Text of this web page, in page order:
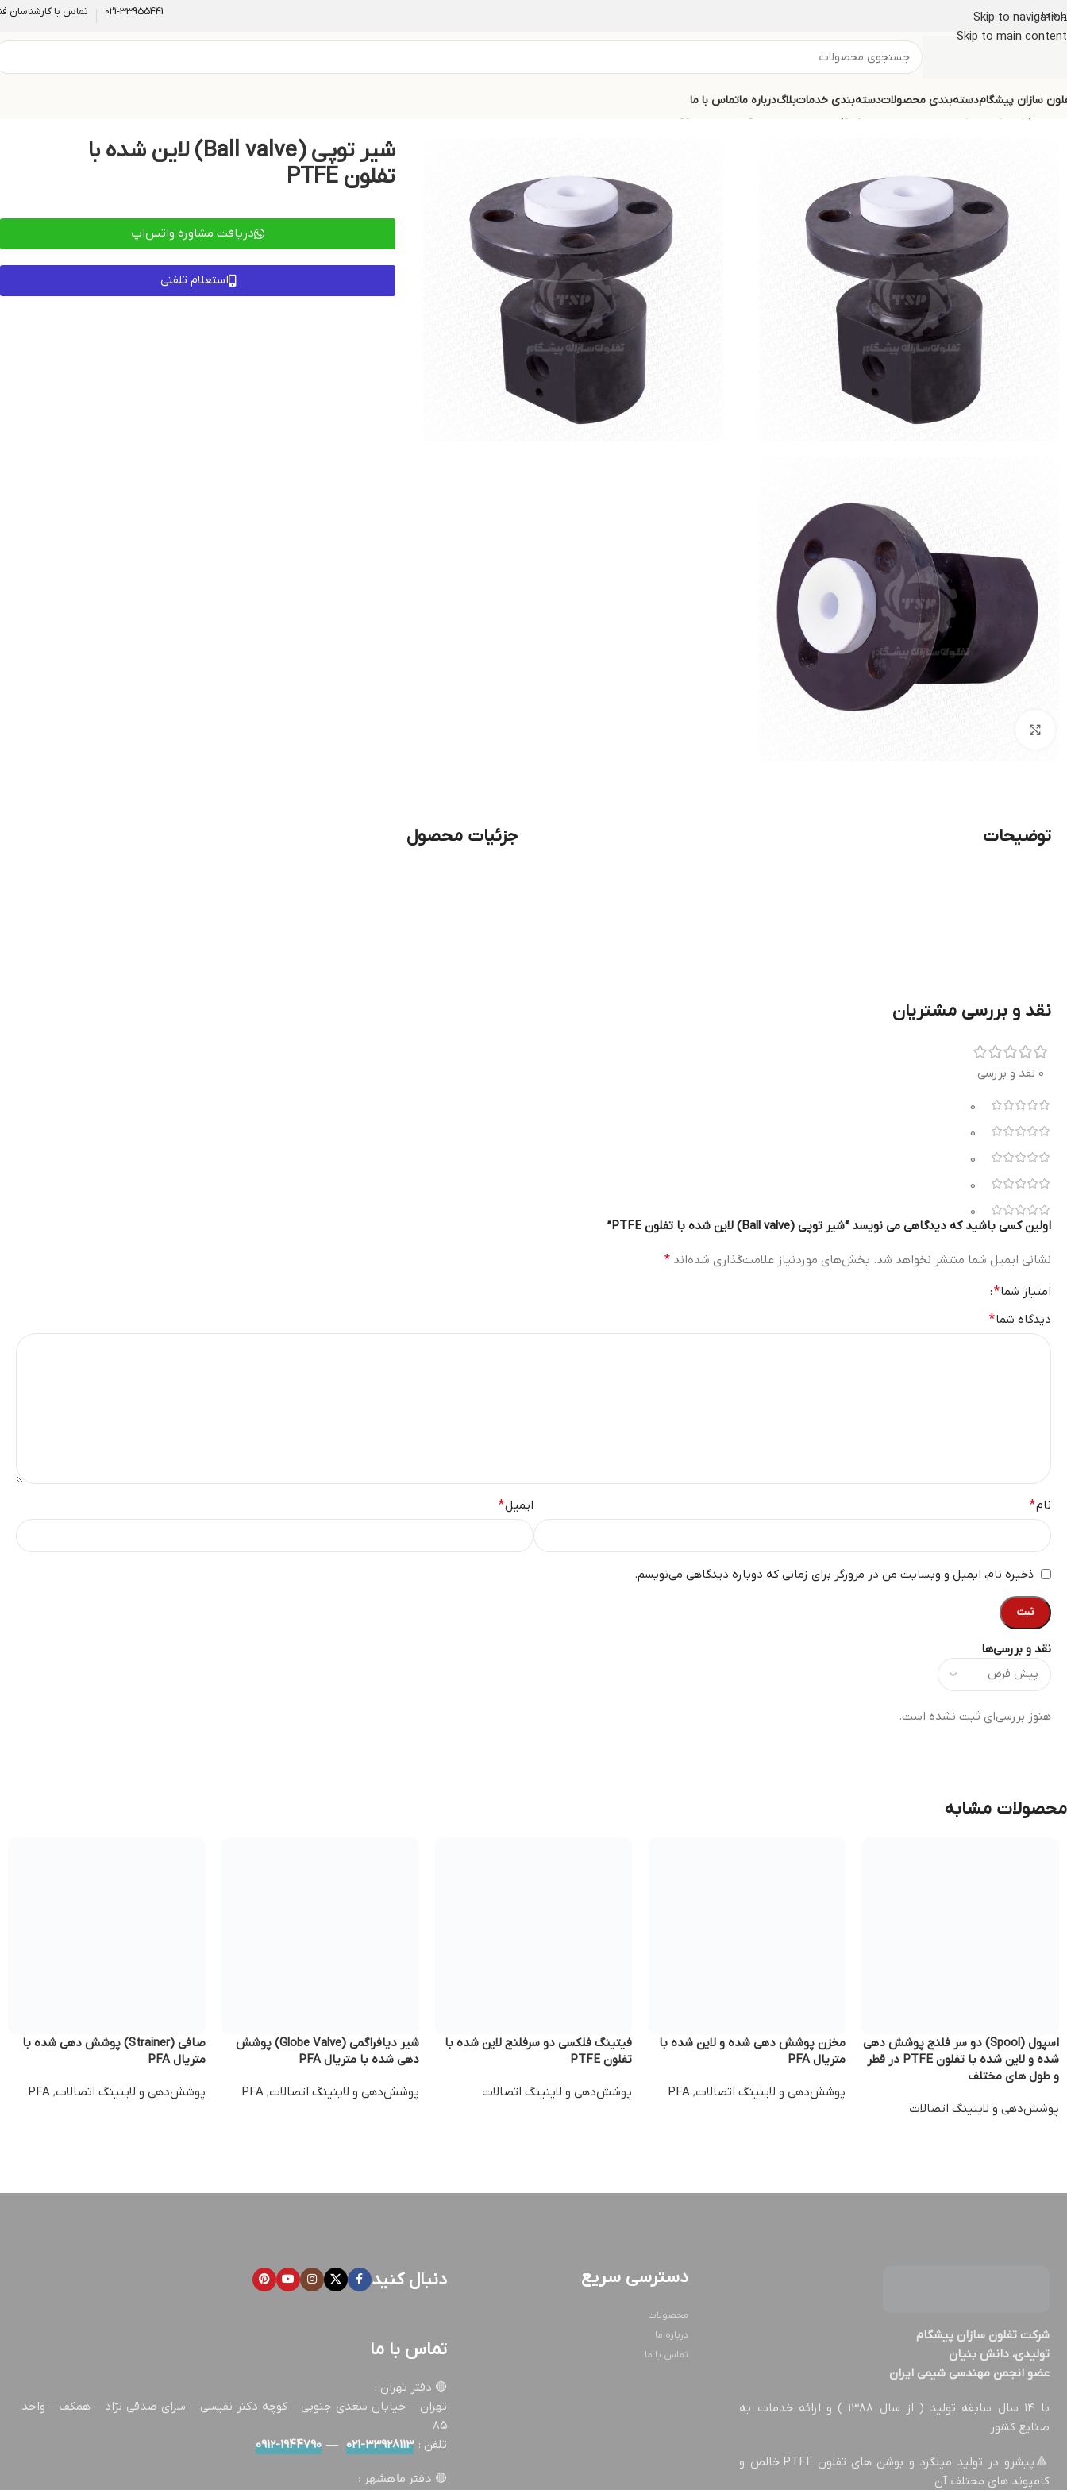
Skip to navigation
Skip to main content
ما 021-33955441 تماس با کارشناسان
سازان پیشگامدسته‌بندی محصولاتدسته‌بندی خدماتبلاگدرباره ماتماس با ما
پوشش‌دهی و لاینینگ اتصالات
شیر توپی (Ball valve) لاین شده با
تفلون PTFE
دریافت مشاوره واتس‌اپ
استعلام تلفنی
توضیحات جزئیات محصول
نقد و بررسی مشتریان
0 نقد و بررسی
0
0
0
0
0
نقد و بررسی‌ها
هنوز بررسی‌ای ثبت نشده است.
اولین کسی باشید که دیدگاهی می نویسد “شیر توپی (Ball valve) لاین شده با تفلون PTFE”
نشانی ایمیل شما منتشر نخواهد شد. بخش‌های موردنیاز علامت‌گذاری شده‌اند *
امتیاز شما*
دیدگاه شما*
نام* ایمیل*
ذخیره نام، ایمیل و وبسایت من در مرورگر برای زمانی که دوباره دیدگاهی می‌نویسم.
محصولات مشابه
اسپول (Spool) دو سر فلنج پوشش دهی
شده و لاین شده با تفلون PTFE در قطر
و طول های مختلف
پوشش‌دهی و لاینینگ اتصالات
مخزن پوشش دهی شده و لاین شده با
متریال PFA
پوشش‌دهی و لاینینگ اتصالات,
PFA
فیتینگ فلکسی دو سرفلنج لاین شده با
تفلون PTFE
پوشش‌دهی و لاینینگ اتصالات
شیر دیافراگمی (Globe Valve) پوشش
دهی شده با متریال PFA
پوشش‌دهی و لاینینگ اتصالات,
PFA
صافی (Strainer) پوشش دهی شده با
متریال PFA
پوشش‌دهی و لاینینگ اتصالات,
PFA
شركت تفلون سازان پيشگام
تولیدی، دانش بنیان
عضو انجمن مهندسي شيمي ايران
با ۱۴ سال سابقه تولید ( از سال ۱۳۸۸ ) و ارائه خدمات به
صنایع کشور
🔺پیشرو در تولید میلگرد و بوشن های تفلون PTFE خالص و
کامپوند های مختلف آن
دسترسی سریع
محصولات
درباره ما
تماس با ما
دنبال کنید
تماس با ما
🔴 دفتر تهران :
تهران – خيابان سعدی جنوبی – كوچه دکتر نفيسی – سرای صدقی نژاد – همكف – واحد
٨٥
تلفن :33928113-021
—
1944790-0912
🔴 دفتر ماهشهر :